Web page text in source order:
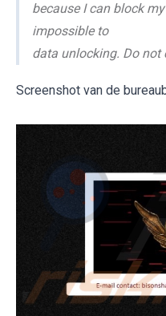
because I can block
impossible to
data unlocking. Do not
Screenshot van de